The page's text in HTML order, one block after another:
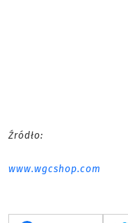
Źródło:
www.wgcshop.com